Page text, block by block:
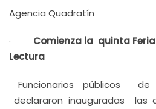
Agencia Quadratín
· Comienza la quinta
Lectura
Funcionarios públicos de
declararon inauguradas las